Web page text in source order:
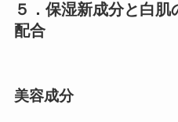
５．保湿新成分と白
配合
美容成分